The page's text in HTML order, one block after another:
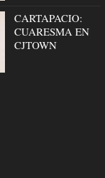
CARTAPACIO:
CUARESMA EN
CJTOWN